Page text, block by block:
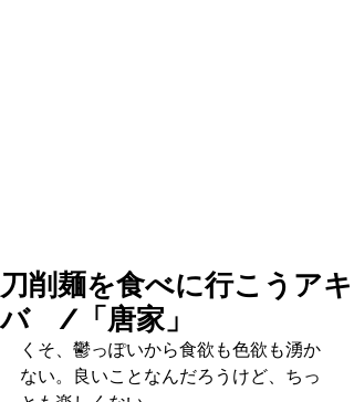
刀削麺を食べに行こうアキ
バ /「唐家」
くそ、鬱っぽいから食欲も色欲も湧か
ない。良いことなんだろうけど、ちっ